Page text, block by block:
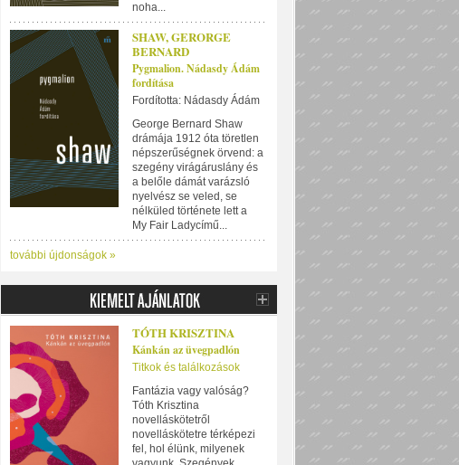
noha...
SHAW, GERORGE
BERNARD
Pygmalion. Nádasdy Ádám
fordítása
Fordította: Nádasdy Ádám
George Bernard Shaw
drámája 1912 óta töretlen
népszerűségnek örvend: a
szegény virágáruslány és
a belőle dámát varázsló
nyelvész se veled, se
nélküled története lett a
My Fair Ladycímű...
további újdonságok »
TÓTH KRISZTINA
Kánkán az üvegpadlón
Titkok és találkozások
Fantázia vagy valóság?
Tóth Krisztina
novelláskötetről
novelláskötetre térképezi
fel, hol élünk, milyenek